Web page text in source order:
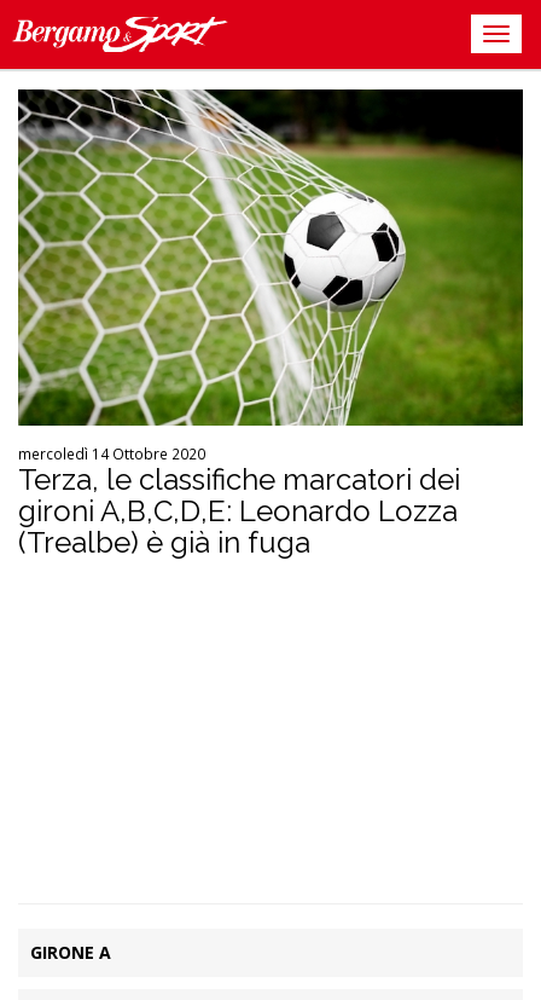
mercoledì 14 Ottobre 2020
Terza, le classifiche marcatori dei
gironi A,B,C,D,E: Leonardo Lozza
(Trealbe) è già in fuga
GIRONE A